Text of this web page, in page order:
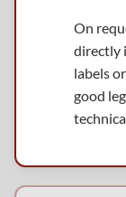
On
directly
labels
good